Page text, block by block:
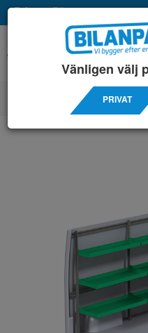
Privat Företag
SERVICEINREDNINGAR/
Vänligen välj
PRIVAT